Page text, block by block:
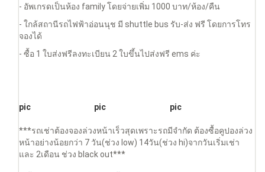
- อัพเกรดเป็นห้อง family โดยจ่ายเพิ่ม 1000 บาท/ห้อง/คืน
- ใกล้สถานีรถไฟฟ้าอ่อนนุช มี shuttle bus รับ-ส่ง ฟรี โดยการโทร
จองได้
- ซื้อ 1 ใบส่งฟรีลงทะเบียน 2 ใบขึ้นไปส่งฟรี ems ค่ะ
pic pic pic
***รถเช่าต้องจองล่วงหน้าเร็วสุดเพราะรถมีจำกัด ต้องซื้อคูปองล่วง
หน้าอย่างน้อยกว่า 7 วัน(ช่วง low) 14วัน(ช่วง hi)จากวันเริ่มเช่า
และ 2เดือน ช่วง black out***